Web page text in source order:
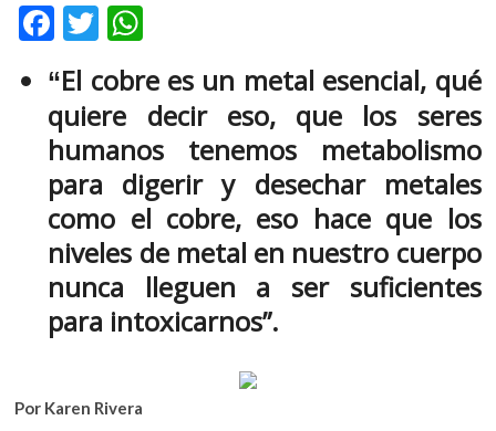
g
r
s
k
p
e
v
F
ac
e
b
o
o
k
T
w
itt
er
at
s
A
p
p
“El cobre es un metal esencial, qué
quiere decir eso, que los seres
humanos tenemos metabolismo
para digerir y desechar metales
como el cobre, eso hace que los
niveles de metal en nuestro cuerpo
nunca lleguen a ser suficientes
para intoxicarnos”.
Por Karen Rivera